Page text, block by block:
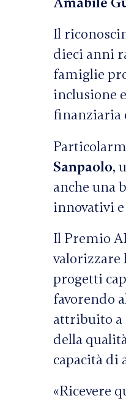
Il
dieci anni
famiglie
inclusione
finanziaria
Sanpaolo,
anche una
innovativi
Il Premio
valorizzare
progetti
favorendo
attribuito a
della
capacità di
«Ricevere